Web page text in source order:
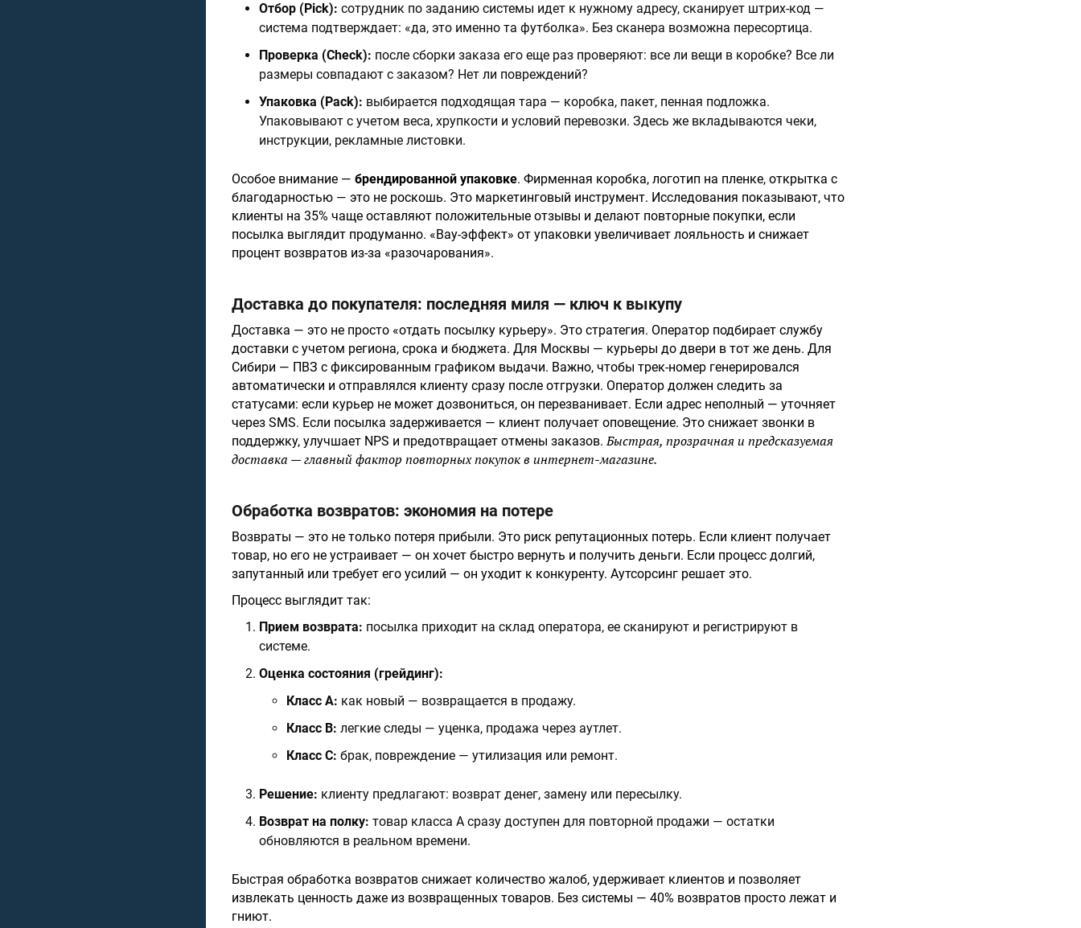
Отбор (Pick): сотрудник по заданию системы идет к нужному адресу, сканирует штрих-код —
система подтверждает: «да, это именно та футболка». Без сканера возможна пересортица.
Проверка (Check): после сборки заказа его еще раз проверяют: все ли вещи в коробке? Все ли
размеры совпадают с заказом? Нет ли повреждений?
Упаковка (Pack): выбирается подходящая тара — коробка, пакет, пенная подложка.
Упаковывают с учетом веса, хрупкости и условий перевозки. Здесь же вкладываются чеки,
инструкции, рекламные листовки.
Особое внимание — брендированной упаковке. Фирменная коробка, логотип на пленке, открытка с
благодарностью — это не роскошь. Это маркетинговый инструмент. Исследования показывают, что
клиенты на 35% чаще оставляют положительные отзывы и делают повторные покупки, если
посылка выглядит продуманно. «Вау-эффект» от упаковки увеличивает лояльность и снижает
процент возвратов из-за «разочарования».
Доставка до покупателя: последняя миля — ключ к выкупу
Доставка — это не просто «отдать посылку курьеру». Это стратегия. Оператор подбирает службу
доставки с учетом региона, срока и бюджета. Для Москвы — курьеры до двери в тот же день. Для
Сибири — ПВЗ с фиксированным графиком выдачи. Важно, чтобы трек-номер генерировался
автоматически и отправлялся клиенту сразу после отгрузки. Оператор должен следить за
статусами: если курьер не может дозвониться, он перезванивает. Если адрес неполный — уточняет
через SMS. Если посылка задерживается — клиент получает оповещение. Это снижает звонки в
поддержку, улучшает NPS и предотвращает отмены заказов.Быстрая, прозрачная и предсказуемая
доставка — главный фактор повторных покупок в интернет-магазине.
Обработка возвратов: экономия на потере
Возвраты — это не только потеря прибыли. Это риск репутационных потерь. Если клиент получает
товар, но его не устраивает — он хочет быстро вернуть и получить деньги. Если процесс долгий,
запутанный или требует его усилий — он уходит к конкуренту. Аутсорсинг решает это.
Процесс выглядит так:
Прием возврата: посылка приходит на склад оператора, ее сканируют и регистрируют в
системе.
Оценка состояния (грейдинг):
Класс A: как новый — возвращается в продажу.
Класс B: легкие следы — уценка, продажа через аутлет.
Класс C: брак, повреждение — утилизация или ремонт.
Решение: клиенту предлагают: возврат денег, замену или пересылку.
Возврат на полку: товар класса A сразу доступен для повторной продажи — остатки
обновляются в реальном времени.
Быстрая обработка возвратов снижает количество жалоб, удерживает клиентов и позволяет
извлекать ценность даже из возвращенных товаров. Без системы — 40% возвратов просто лежат и
гниют.